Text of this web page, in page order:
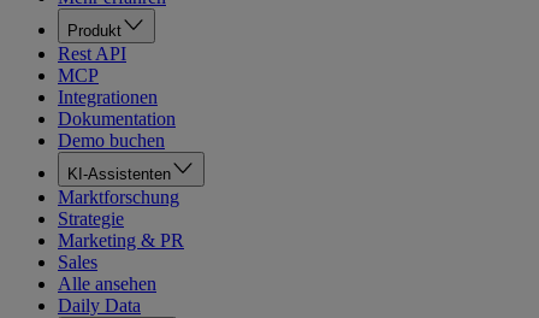
Produkt
Rest API
MCP
Integrationen
Dokumentation
Demo buchen
KI-Assistenten
Marktforschung
Strategie
Marketing & PR
Sales
Alle ansehen
Daily Data